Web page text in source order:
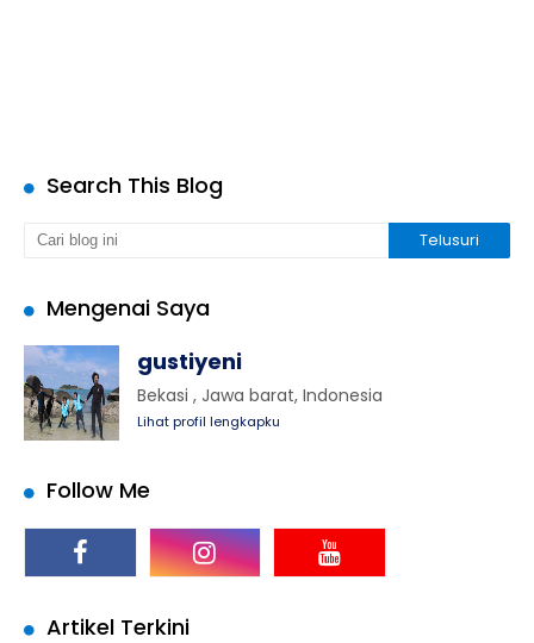
Search This Blog
Mengenai Saya
gustiyeni
Bekasi , Jawa barat, Indonesia
Lihat profil lengkapku
Follow Me
Artikel Terkini